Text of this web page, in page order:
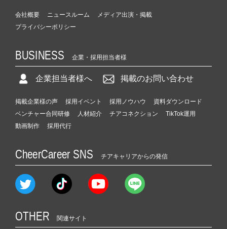
会社概要 ニュースルーム
メディア出演・掲載
プライバシーポリシー
BUSINESS 企業・採用担当者様
企業担当者様へ 掲載のお問い合わせ
掲載企業様の声 採用イベント 採用ノウハウ
資料ダウンロード
ベンチャー合同研修
人材紹介 チアコネクション
TikTok運用
動画制作
採用代行
CheerCareer SNS チアキャリアからの発信
OTHER 関連サイト